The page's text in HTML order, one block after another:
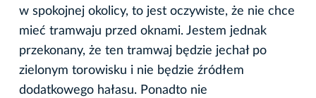
w spokojnej okolicy, to jest oczywiste, że nie chce
mieć tramwaju przed oknami. Jestem jednak
przekonany, że ten tramwaj będzie jechał po
zielonym torowisku i nie będzie źródłem
dodatkowego hałasu. Ponadto nie